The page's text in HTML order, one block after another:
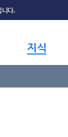
니다.
지식